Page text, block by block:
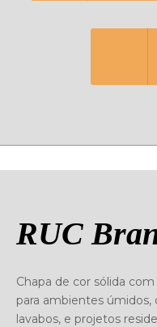
RUC
Chapa de cor sólida
para ambientes úmidos,
lavabos, e projetos